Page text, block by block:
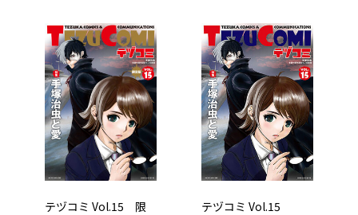
テヅコミ Vol.15 限
テヅコミ Vol.15